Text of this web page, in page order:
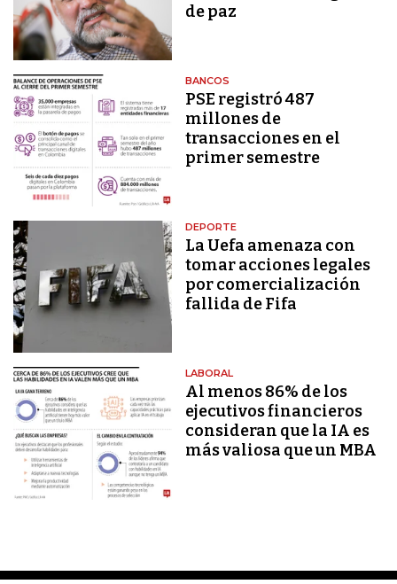
de paz
BANCOS
PSE registró 487
millones de
transacciones en el
primer semestre
DEPORTE
La Uefa amenaza con
tomar acciones legales
por comercialización
fallida de Fifa
LABORAL
Al menos 86% de los
ejecutivos financieros
consideran que la IA es
más valiosa que un MBA